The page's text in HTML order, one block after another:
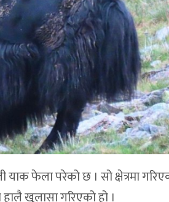
याक फेला परेको छ । सो क्षेत्रमा
खुलासा गरिएको हो ।